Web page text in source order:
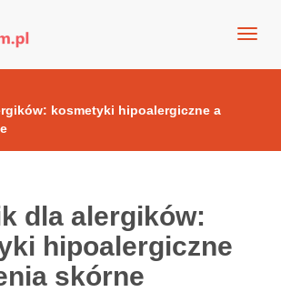
kosmetyki hipoalergiczne a
dla alergików:
hipoalergiczne
skórne